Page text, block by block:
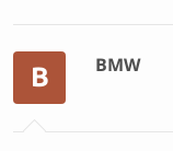
B BMW